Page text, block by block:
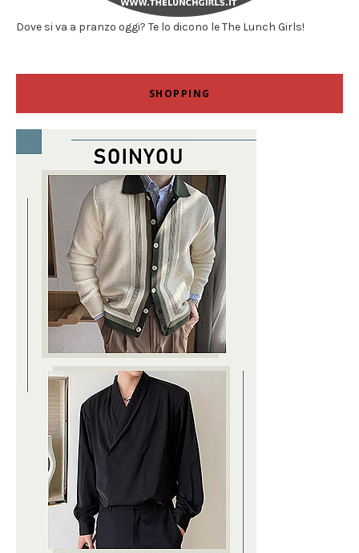
Dove si va a pranzo oggi? Te lo dicono le The Lunch Girls!
SHOPPING